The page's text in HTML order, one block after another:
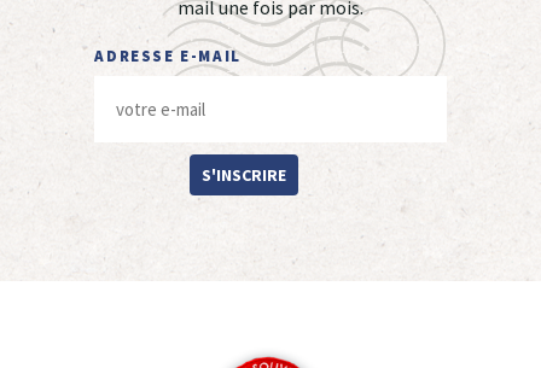
mail une fois par mois.
ADRESSE E-MAIL
S'INSCRIRE